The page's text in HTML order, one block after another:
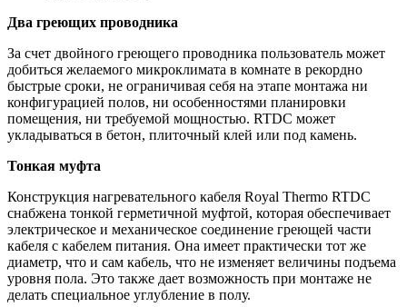
Два греющих проводника
За счет двойного греющего проводника пользователь может
добиться желаемого микроклимата в комнате в рекордно
быстрые сроки, не ограничивая себя на этапе монтажа ни
конфигурацией полов, ни особенностями планировки
помещения, ни требуемой мощностью. RTDC может
укладываться в бетон, плиточный клей или под камень.
Тонкая муфта
Конструкция нагревательного кабеля Royal Thermo RTDC
снабжена тонкой герметичной муфтой, которая обеспечивает
электрическое и механическое соединение греющей части
кабеля с кабелем питания. Она имеет практически тот же
диаметр, что и сам кабель, что не изменяет величины подъема
уровня пола. Это также дает возможность при монтаже не
делать специальное углубление в полу.